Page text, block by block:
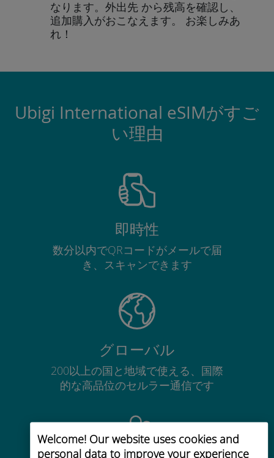
Welcome! Our website uses cookies and
personal data to improve your experience
なります。 外出先 から残高を確認し、
追加購入がおこなえます。
お楽しみあ
れ！
Ubigi International eSIMがすご
い理由
即時性
数分以内でQRコードがメールで届
き、スキャンできます
グローバル
200以上の国と地域で使える、国際
的な高品位のセルラー通信です